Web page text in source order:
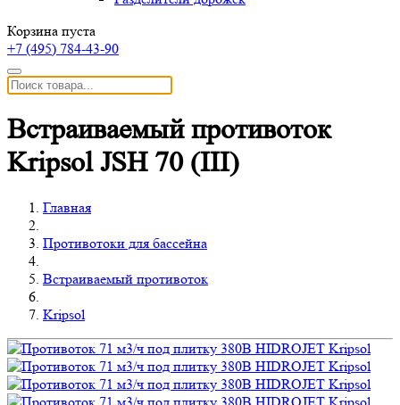
Корзина пуста
+7 (495) 784-43-90
Встраиваемый противоток
Kripsol JSH 70 (III)
Главная
Противотоки для бассейна
Встраиваемый противоток
Kripsol